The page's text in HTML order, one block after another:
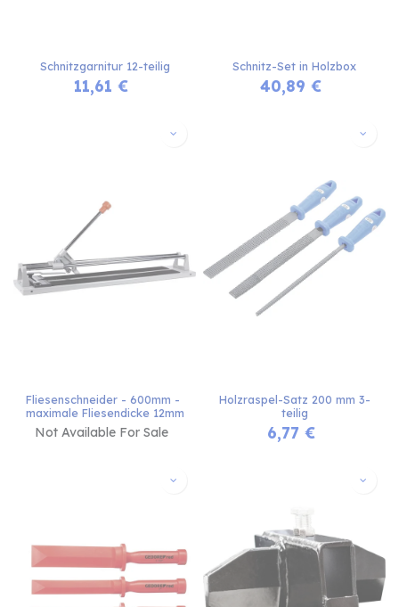
Schnitzgarnitur 12-teilig
11,61 €
Schnitz-Set in Holzbox
40,89 €
Fliesenschneider - 600mm -
maximale Fliesendicke 12mm
Not Available For Sale
Holzraspel-Satz 200 mm 3-
teilig
6,77 €